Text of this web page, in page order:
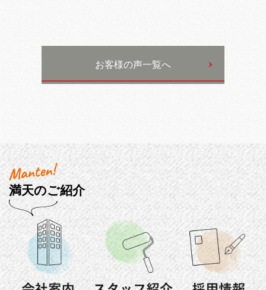
お客様の声一覧へ
満天のご紹介